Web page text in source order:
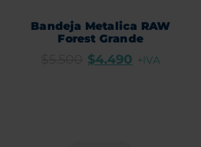
Bandeja Metalica RAW
Forest Grande
$4.490 +IVA